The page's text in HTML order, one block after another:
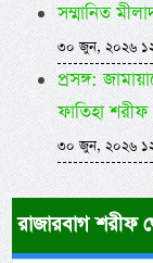
সম্মানিত
৩০ জুন, ২০২৬
প্রসঙ্গ:
ফাতিহা
৩০ জুন, ২০২৬
রাজারবাগ শরীফ